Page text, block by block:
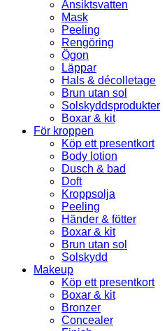
Ansiktsvatten
Mask
Peeling
Rengöring
Ögon
Läppar
Hals & décolletage
Brun utan sol
Solskyddsprodukter
Boxar & kit
För kroppen
Köp ett presentkort
Body lotion
Dusch & bad
Doft
Kroppsolja
Peeling
Händer & fötter
Boxar & kit
Brun utan sol
Solskydd
Makeup
Köp ett presentkort
Boxar & kit
Bronzer
Concealer